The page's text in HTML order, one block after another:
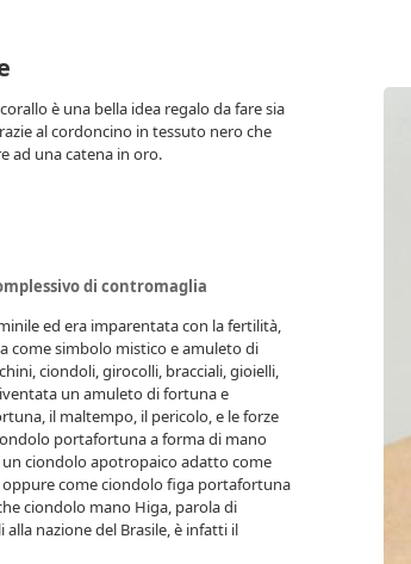
è una bella idea regalo da fare sia
al cordoncino in tessuto nero che
ad una catena in oro.
di contromaglia
ed era imparentata con la fertilità,
come simbolo mistico e amuleto di
ciondoli, girocolli, bracciali, gioielli,
un amuleto di fortuna e
il maltempo, il pericolo, e le forze
portafortuna a forma di mano
ciondolo apotropaico adatto come
come ciondolo figa portafortuna
ciondolo mano Higa, parola di
nazione del Brasile, è infatti il